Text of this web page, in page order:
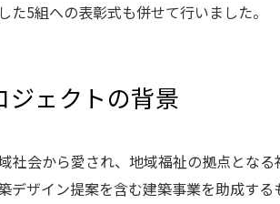
5組への表彰式も併せて行いました。
ジェクトの背景
社会から愛され、地域福祉の拠点とな
ザイン提案を含む建築事業を助成する